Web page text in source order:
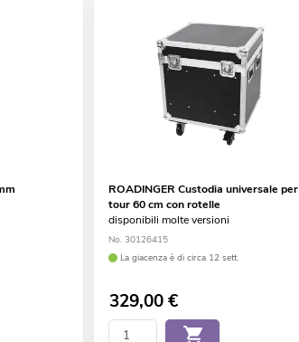
ROADINGER Custodia universale per
tour 60 cm con rotelle
disponibili molte versioni
No. 30126415
La giacenza è di circa 12 sett.
329,00€